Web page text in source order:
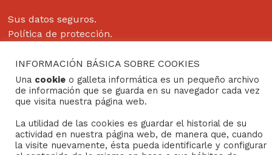
Sus datos seguros.
Política de protección.
Copyright © 2022 Grupo Studium Formación
INFORMACIÓN BÁSICA SOBRE COOKIES
Una cookie o galleta informática es un pequeño archivo
de información que se guarda en su navegador cada vez
que visita nuestra página web.
La utilidad de las cookies es guardar el historial de su
actividad en nuestra página web, de manera que, cuando
la visite nuevamente, ésta pueda identificarle y configurar